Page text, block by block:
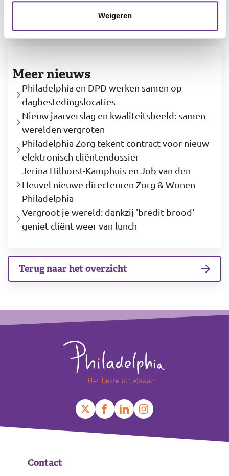
Weigeren
Meer nieuws
Philadelphia en DPD werken samen op
dagbestedingslocaties
Nieuw jaarverslag en kwaliteitsbeeld: samen
werelden vergroten
Philadelphia Zorg tekent contract voor nieuw
elektronisch cliëntendossier
Jerina Hilhorst-Kamphuis en Job van den
Heuvel nieuwe directeuren Zorg & Wonen
Philadelphia
Vergroot je wereld: dankzij 'bredit-brood'
geniet cliënt weer van lunch
Terug naar het overzicht
Contact